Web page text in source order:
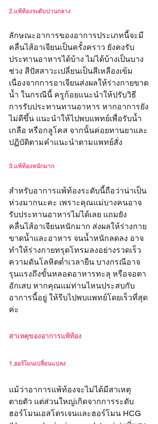
2.แพ้ท้องระดับปานกลาง
ลักษณะอาการของอาการประเภทนี้จะมี
คลื่นไส้อาเจียนเป็นครั้งคราว ยังคงรับ
ประทานอาหารได้บ้าง ไม่ได้บ้างเป็นบาง
ช่วง สีปัสสาวะเปลี่ยนเป็นสีเหลืองเข้ม
เนื่องจากการอาเจียนส่งผลให้ร่างกายขาด
น้ำ ในกรณีนี้ ครูก้อยแนะนำให้ปรับวิธี
การรับประทานทานอาหาร หากอาการยัง
ไม่ดีขึ้น แนะนำให้ไปพบแพทย์เพื่อรับน้ำ
เกลือ หรือกลูโคส จากนั้นค่อยทานยาและ
ปฏิบัติตามคำแนะนำตามแพทย์สั่ง
3.แพ้ท้องหนักมาก
สำหรับอาการแพ้ท้องระดับนี้ถือว่าน่าเป็น
ห่วงมากนะคะ เพราะคุณแม่บางคนอาจ
รับประทานอาหารไม่ได้เลย แถมยัง
คลื่นไส้อาเจียนหนักมาก ส่งผลให้ร่างกาย
ขาดน้ำและอาหาร จนน้ำหนักลดลง อาจ
ทำให้ร่างกายทรุดโทรมลงอย่างรวดเร็ว
ความดันโลหิตต่ำเวลายืน บางกรณีอาจ
รุนแรงถึงขั้นหลอดอาหารทะลุ หรือจอตา
อักเสบ หากคุณแม่ท่านไหนประสบกับ
อาการนี้อยู่ ให้รีบไปพบแพทย์โดยเร็วที่สุด
ค่ะ
สาเหตุของอาการแพ้ท้อง
1.ฮอร์โมนเปลี่ยนแปลง
แม้ว่าอาการแพ้ท้องจะไม่ได้มีสาเหตุ
ตายตัว แต่ส่วนใหญ่เกิดจากการระดับ
ฮอร์โมนเอสโตรเจนและฮอร์โมน HCG